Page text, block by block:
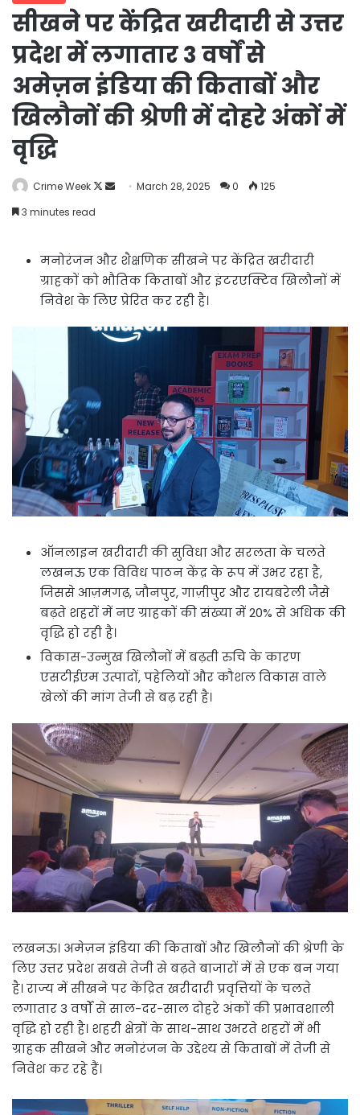
सीखने पर केंद्रित खरीदारी से उत्तर
प्रदेश में लगातार 3 वर्षों से
अमेज़न इंडिया की किताबों और
खिलौनों की श्रेणी में दोहरे अंकों में
वृद्धि
Crime Week
Follow
SendMarch 28, 2025 0
125
3 minutes read
मनोरंजन और शैक्षणिक सीखने पर केंद्रित खरीदारी
ग्राहकों को भौतिक किताबों और इंटरएक्टिव खिलौनों में
निवेश के लिए प्रेरित कर रही है।
ऑनलाइन खरीदारी की सुविधा और सरलता के चलते
लखनऊ एक विविध पाठन केंद्र के रूप में उभर रहा है,
जिससे आज़मगढ़, जौनपुर, गाज़ीपुर और रायबरेली जैसे
बढ़ते शहरों में नए ग्राहकों की संख्या में 20% से अधिक की
वृद्धि हो रही है।
विकास-उन्मुख खिलौनों में बढ़ती रुचि के कारण
एसटीईएम उत्पादों, पहेलियों और कौशल विकास वाले
खेलों की मांग तेजी से बढ़ रही है।
लखनऊ। अमेज़न इंडिया की किताबों और खिलौनों की श्रेणी के
लिए उत्तर प्रदेश सबसे तेजी से बढ़ते बाजारों में से एक बन गया
है। राज्य में सीखने पर केंद्रित खरीदारी प्रवृत्तियों के चलते
लगातार 3 वर्षों से साल-दर-साल दोहरे अंकों की प्रभावशाली
वृद्धि हो रही है। शहरी क्षेत्रों के साथ-साथ उभरते शहरों में भी
ग्राहक सीखने और मनोरंजन के उद्देश्य से किताबों में तेजी से
निवेश कर रहे हैं।